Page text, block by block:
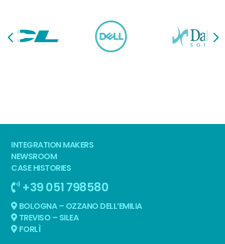
INTEGRATION MAKERS
NEWSROOM
CASE HISTORIES
+39 051 798580
BOLOGNA – OZZANO DELL’EMILIA
TREVISO – SILEA
FORLÌ